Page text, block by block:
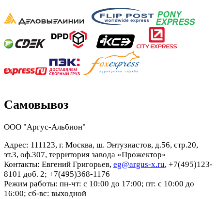
Самовывоз
ООО "Аргус-Альбион"
Адрес: 111123, г. Москва, ш. Энтузиастов, д.56, стр.20,
эт.3, оф.307, территория завода «Прожектор»
Контакты: Евгений Григорьев, eg@argus-x.ru, +7(495)123-
8101 доб. 2; +7(495)368-1176
Режим работы: пн-чт: с 10:00 до 17:00; пт: с 10:00 до
16:00; сб-вс: выходной